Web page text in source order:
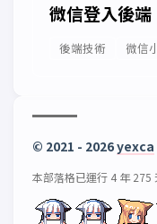
微信登入後端
後端技術 微信
© 2021 - 2026yexca
本部落格已運行 4 年 275